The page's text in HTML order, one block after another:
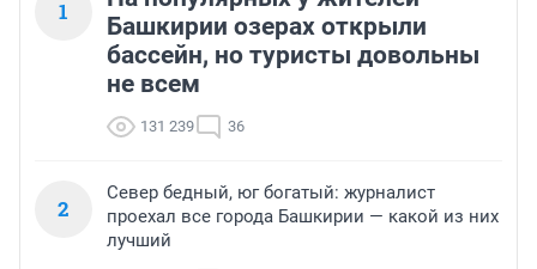
1
Башкирии озерах открыли
бассейн, но туристы довольны
не всем
131 239 36
2
Север бедный, юг богатый: журналист
проехал все города Башкирии — какой из них
лучший